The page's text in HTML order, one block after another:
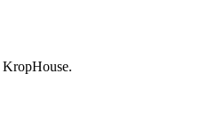
KropHouse.